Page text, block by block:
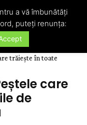
trăiește în toate
care
de
a vă îmbunătăți
puteți renunța: